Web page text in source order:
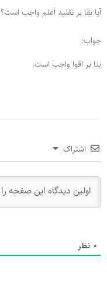
آیا بقا بر تقلید اَعلم واجب است؟
جواب:
بنا بر اقوا واجب است.
اشتراک
0 نظر